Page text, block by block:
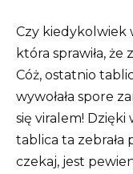
Czy kiedykolwiek
która sprawiła,
Cóż, ostatnio
wywołała spore
się viralem! Dzięki
tablica ta zebrała
czekaj, jest